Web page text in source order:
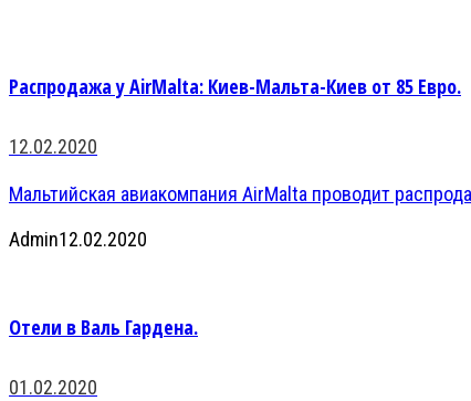
Распродажа у AirMalta: Киев-Мальта-Киев от 85 Евро.
12.02.2020
Мальтийская авиакомпания AirMalta проводит
Admin12.02.2020
Отели в Валь Гардена.
01.02.2020